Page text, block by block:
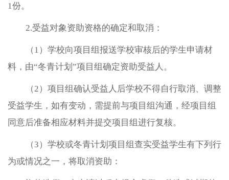
1份。
2.受益对象资助资格的确定和取消：
（1）学校向项目组报送学校审核后的学生申请材
料，由“冬青计划”项目组确定资助受益人。
（2）项目组确认受益人后学校不得自行取消、调整
受益学生，如有变动，需提前与项目组沟通，经项目组
同意后准备相应材料并提交项目组进行复核。
（3）学校或冬青计划项目组查实受益学生有下列行
为或情况之一，将取消资助：